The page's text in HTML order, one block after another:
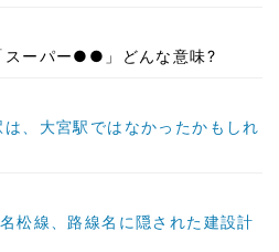
スーパー●●」どんな意味?
、大宮駅ではなかったかもしれ
松線、路線名に隠された建設計